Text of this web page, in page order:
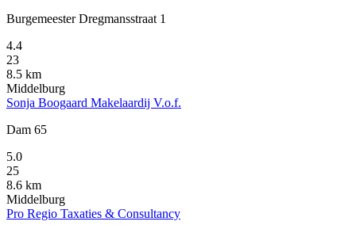
Burgemeester Dregmansstraat 1
4.4
23
8.5 km
Middelburg
Sonja Boogaard Makelaardij V.o.f.
Dam 65
5.0
25
8.6 km
Middelburg
Pro Regio Taxaties & Consultancy